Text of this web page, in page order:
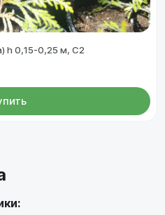
h 0,15-0,25 м, С2